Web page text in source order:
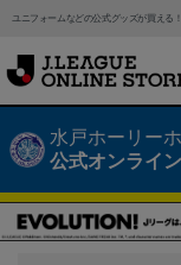
ユニフォームなどの公式グッズが買える！
水戸ホーリー
公式オンライ